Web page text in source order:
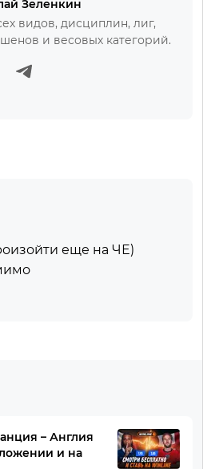
Зеленкин
видов, дисциплин, лиг,
и весовых категорий.
еще на ЧЕ)
– Англия
и на